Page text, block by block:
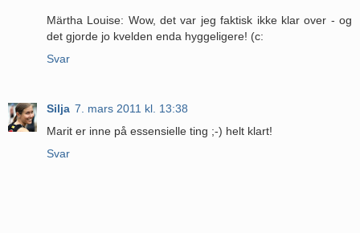
Märtha Louise: Wow, det var jeg faktisk ikke klar over - og
det gjorde jo kvelden enda hyggeligere! (c:
Svar
Silja 7. mars 2011 kl. 13:38
Marit er inne på essensielle ting ;-) helt klart!
Svar